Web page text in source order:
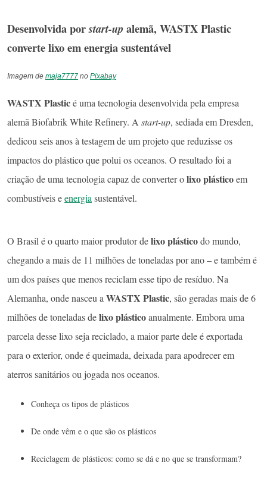
Desenvolvida porstart-upalemã, WASTX Plastic
converte lixo em energia sustentável
Imagem de maja7777 no Pixabay
WASTX Plasticé uma tecnologia desenvolvida pela empresa
alemã Biofabrik White Refinery. A start-up, sediada em Dresden,
dedicou seis anos à testagem de um projeto que reduzisse os
impactos do plástico que polui os oceanos. O resultado foi a
criação de uma tecnologia capaz de converter olixo plásticoem
combustíveis eenergia sustentável.
O Brasil é o quarto maior produtor delixo plásticodo mundo,
chegando a mais de 11 milhões de toneladas por ano – e também é
um dos países que menos reciclam esse tipo de resíduo. Na
Alemanha, onde nasceu a WASTX Plastic, são geradas mais de 6
milhões de toneladas delixo plásticoanualmente. Embora uma
parcela desse lixo seja reciclado, a maior parte dele é exportada
para o exterior, onde é queimada, deixada para apodrecer em
aterros sanitários ou jogada nos oceanos.
Conheça os tipos de plásticos
De onde vêm e o que são os plásticos
Reciclagem de plásticos: como se dá e no que se transformam?